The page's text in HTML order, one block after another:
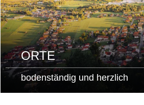
ORTE
bodenständig und herzlich